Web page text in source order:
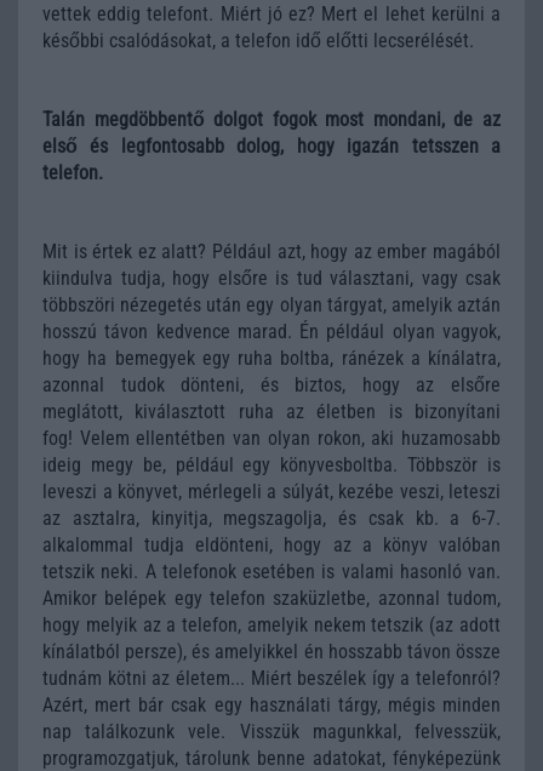
vettek eddig telefont. Miért jó ez? Mert el lehet kerülni a
későbbi csalódásokat, a telefon idő előtti lecserélését.
Talán megdöbbentő dolgot fogok most mondani, de az
első és legfontosabb dolog, hogy igazán tetsszen a
telefon.
Mit is értek ez alatt? Például azt, hogy az ember magából
kiindulva tudja, hogy elsőre is tud választani, vagy csak
többszöri nézegetés után egy olyan tárgyat, amelyik aztán
hosszú távon kedvence marad. Én például olyan vagyok,
hogy ha bemegyek egy ruha boltba, ránézek a kínálatra,
azonnal tudok dönteni, és biztos, hogy az elsőre
meglátott, kiválasztott ruha az életben is bizonyítani
fog! Velem ellentétben van olyan rokon, aki huzamosabb
ideig megy be, például egy könyvesboltba. Többször is
leveszi a könyvet, mérlegeli a súlyát, kezébe veszi, leteszi
az asztalra, kinyitja, megszagolja, és csak kb. a 6-7.
alkalommal tudja eldönteni, hogy az a könyv valóban
tetszik neki. A telefonok esetében is valami hasonló van.
Amikor belépek egy telefon szaküzletbe, azonnal tudom,
hogy melyik az a telefon, amelyik nekem tetszik (az adott
kínálatból persze), és amelyikkel én hosszabb távon össze
tudnám kötni az életem... Miért beszélek így a telefonról?
Azért, mert bár csak egy használati tárgy, mégis minden
nap találkozunk vele. Visszük magunkkal, felvesszük,
programozgatjuk, tárolunk benne adatokat, fényképezünk